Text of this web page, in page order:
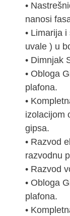
•
nanosi
• Limarija
uvale ) u
• Dimnjak
• Obloga
plafona.
•
izolacijom
gipsa.
• Razvod
razvodnu
• Razvod
• Obloga
plafona.
•